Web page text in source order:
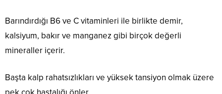
Barındırdığı B6 ve C vitaminleri ile birlikte demir,
kalsiyum, bakır ve manganez gibi birçok değerli
mineraller içerir.
Başta kalp rahatsızlıkları ve yüksek tansiyon olmak üzere